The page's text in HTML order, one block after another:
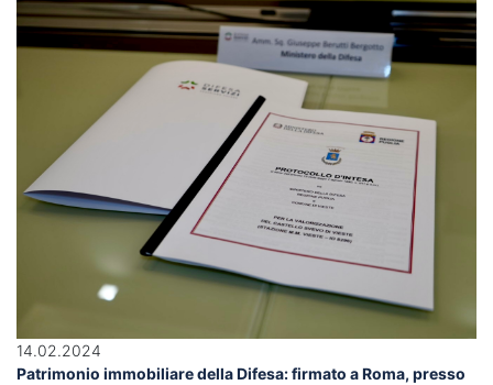
14.02.2024
Patrimonio immobiliare della Difesa: firmato a Roma, presso